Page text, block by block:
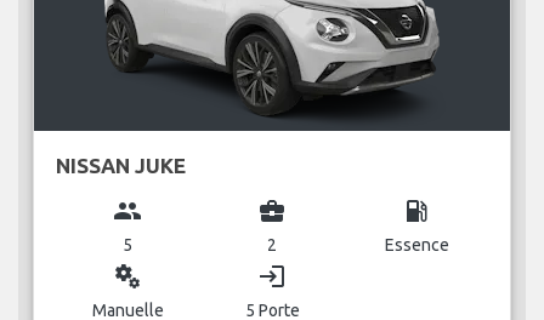
NISSAN JUKE
group
5
business_center
2
local_gas_station
Essence
miscellaneous_services
Manuelle
login
5 Porte